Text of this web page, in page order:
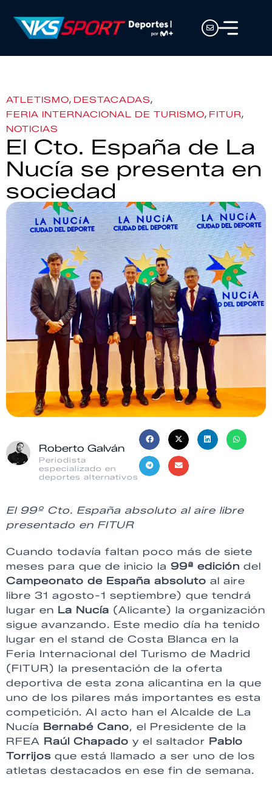
ATLETISMO, DESTACADAS,
FERIA INTERNACIONAL DE TURISMO, FITUR,
NOTICIAS
El Cto. España de La
Nucía se presenta en
sociedad
Roberto Galván
Periodista
especializado en
deportes alternativos
El 99º Cto. España absoluto al aire libre
presentado en FITUR
Cuando todavía faltan poco más de siete
meses para que de inicio la 99ª edición del
Campeonato de España absoluto al aire
libre 31 agosto-1 septiembre) que tendrá
lugar en La Nucía (Alicante) la organización
sigue avanzando. Este medio día ha tenido
lugar en el stand de Costa Blanca en la
Feria Internacional del Turismo de Madrid
(FITUR) la presentación de la oferta
deportiva de esta zona alicantina en la que
uno de los pilares más importantes es esta
competición. Al acto han el Alcalde de La
Nucía Bernabé Cano, el Presidente de la
RFEA Raúl Chapado y el saltador Pablo
Torrijos que está llamado a ser uno de los
atletas destacados en ese fin de semana.